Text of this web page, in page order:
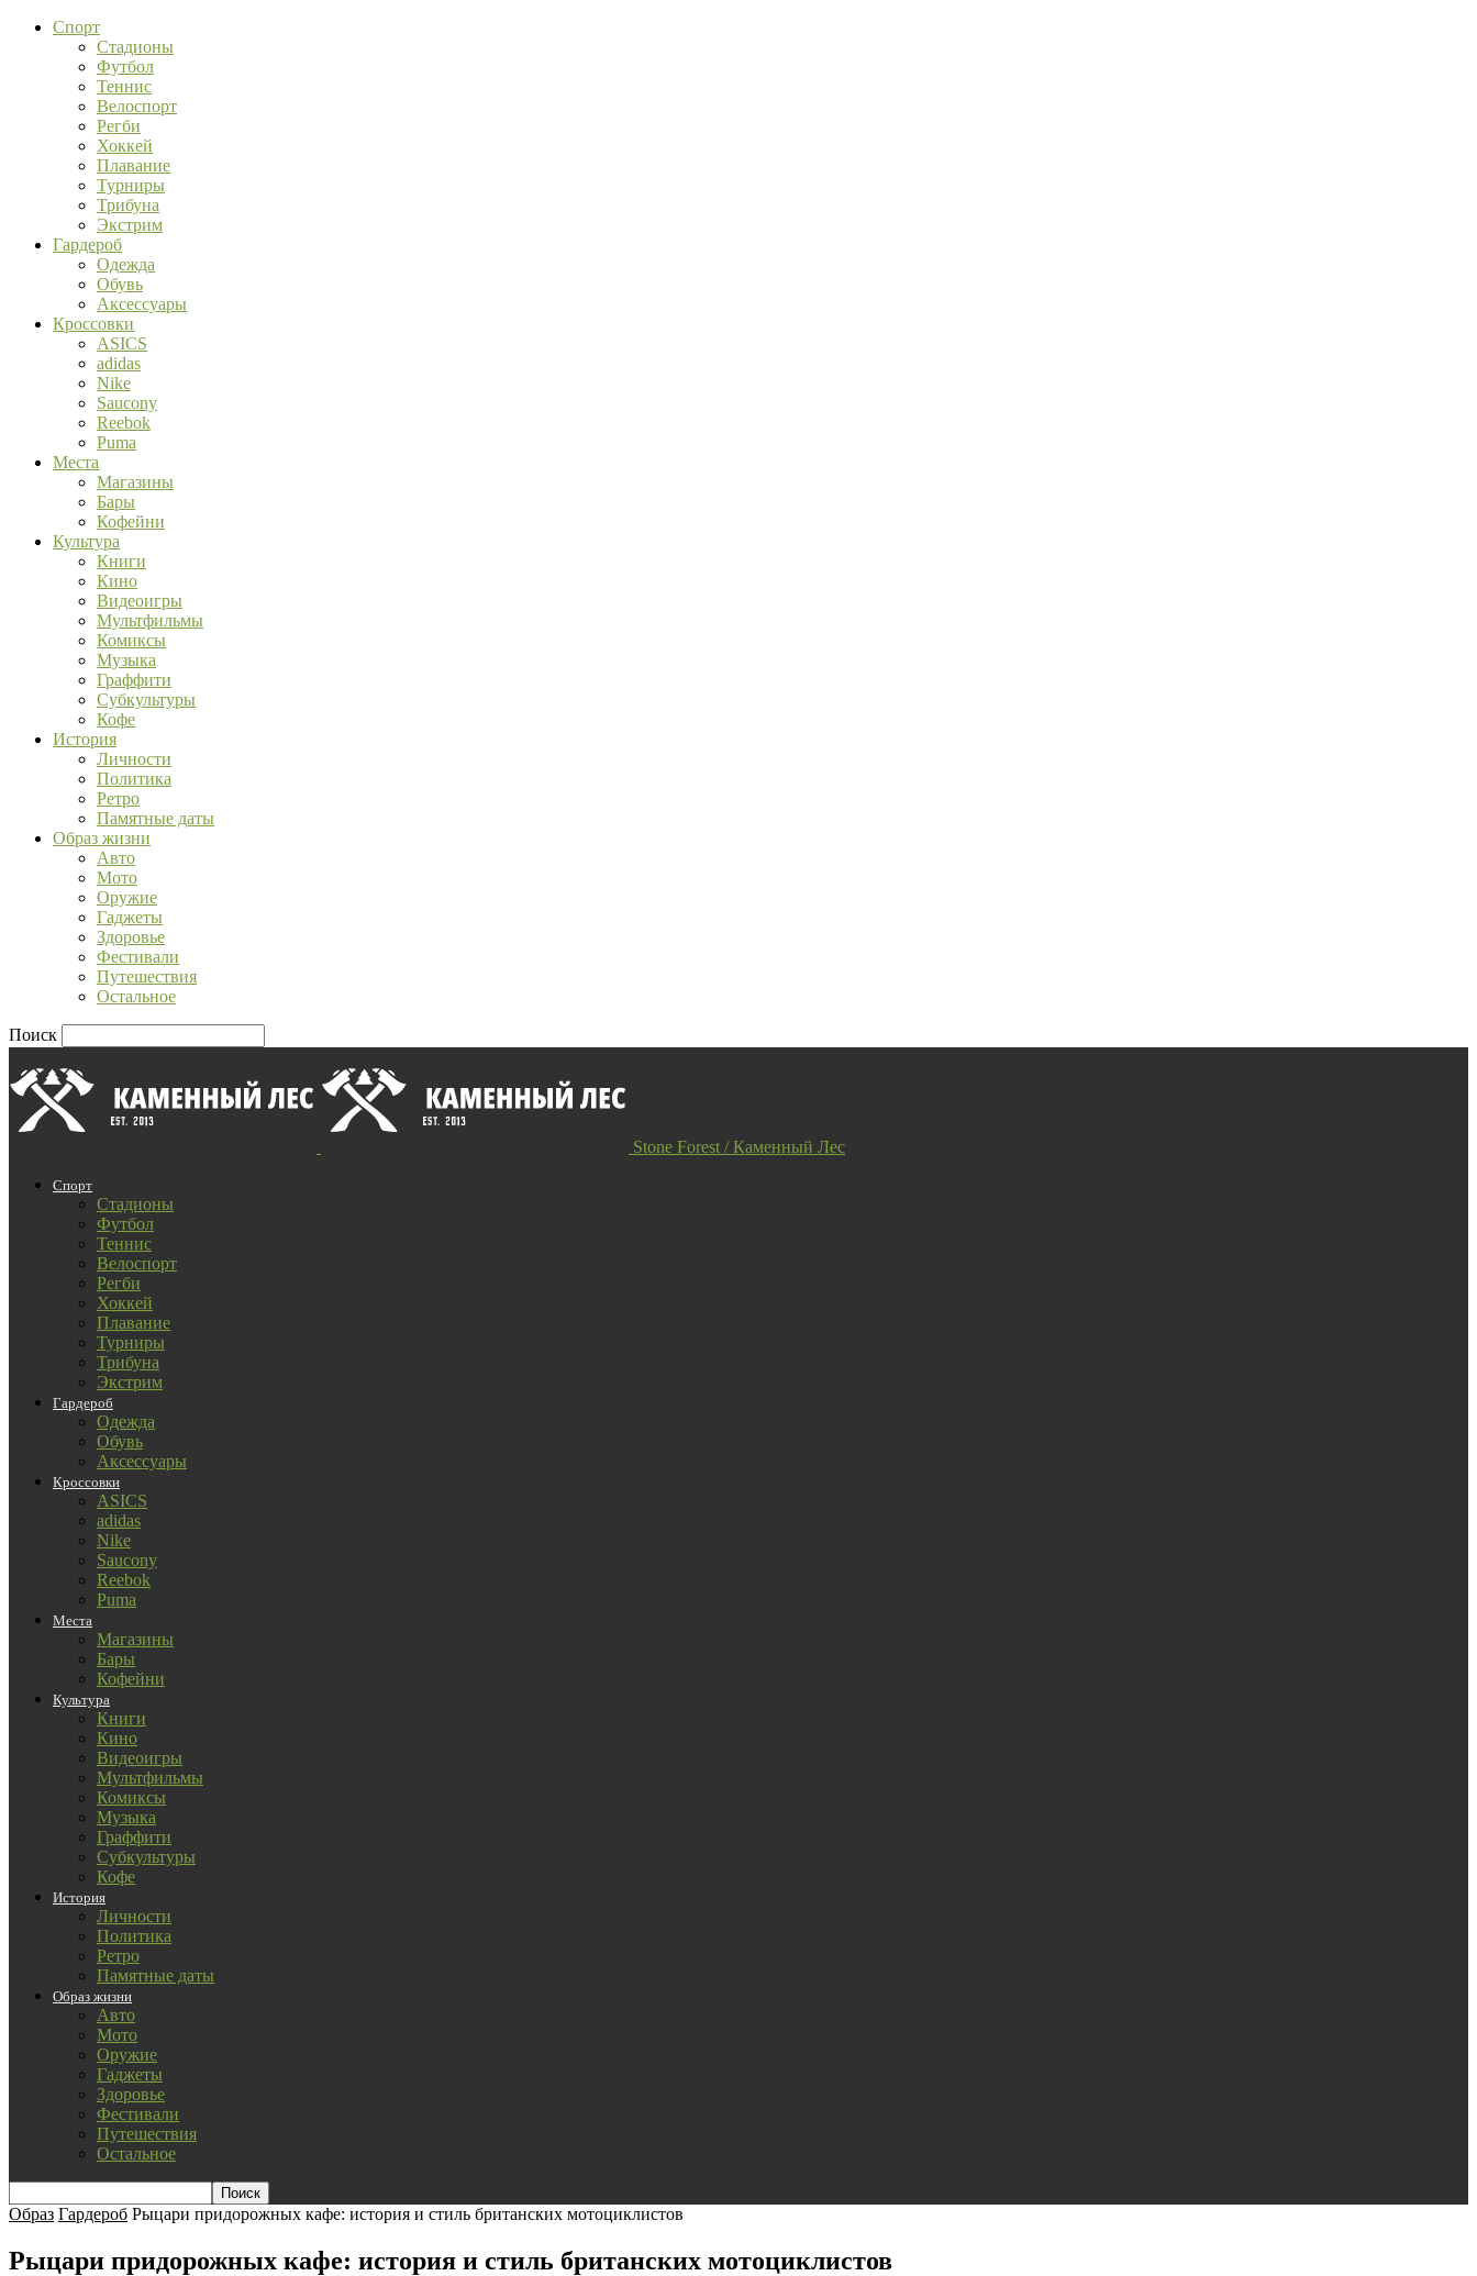
Спорт
Стадионы
Футбол
Теннис
Велоспорт
Регби
Хоккей
Плавание
Турниры
Трибуна
Экстрим
Гардероб
Одежда
Обувь
Аксессуары
Кроссовки
ASICS
adidas
Nike
Saucony
Reebok
Puma
Места
Магазины
Бары
Кофейни
Культура
Книги
Кино
Видеоигры
Мультфильмы
Комиксы
Музыка
Граффити
Субкультуры
Кофе
История
Личности
Политика
Ретро
Памятные даты
Образ жизни
Авто
Мото
Оружие
Гаджеты
Здоровье
Фестивали
Путешествия
Остальное
Поиск
Stone Forest / Каменный Лес
Спорт
Стадионы
Футбол
Теннис
Велоспорт
Регби
Хоккей
Плавание
Турниры
Трибуна
Экстрим
Гардероб
Одежда
Обувь
Аксессуары
Кроссовки
ASICS
adidas
Nike
Saucony
Reebok
Puma
Места
Магазины
Бары
Кофейни
Культура
Книги
Кино
Видеоигры
Мультфильмы
Комиксы
Музыка
Граффити
Субкультуры
Кофе
История
Личности
Политика
Ретро
Памятные даты
Образ жизни
Авто
Мото
Оружие
Гаджеты
Здоровье
Фестивали
Путешествия
Остальное
Образ Гардероб Рыцари придорожных кафе: история и стиль британских мотоциклистов
Рыцари придорожных кафе: история и стиль британских мотоциклистов